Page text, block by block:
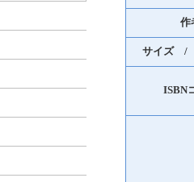
作
サイズ /
ISBN